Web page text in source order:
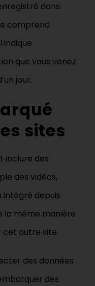
dans
comprend
indique
que vous venez
jour.
sites
inclure des
des vidéos,
intégré depuis
la même manière
cet autre site.
des données
des